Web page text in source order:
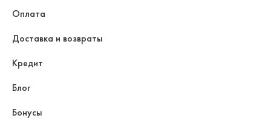
Оплата
Доставка и возвраты
Кредит
Блог
Бонусы